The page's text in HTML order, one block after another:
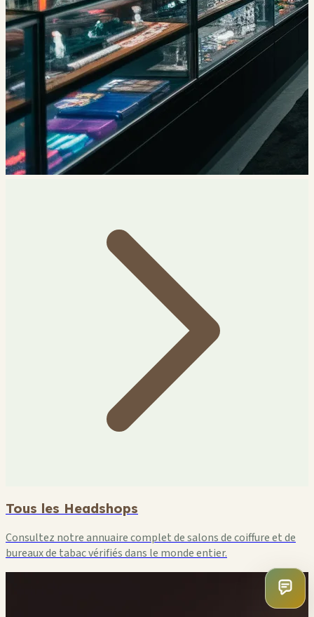
Tous les Headshops
Consultez notre annuaire complet de salons de coiffure et de
bureaux de tabac vérifiés dans le monde entier.